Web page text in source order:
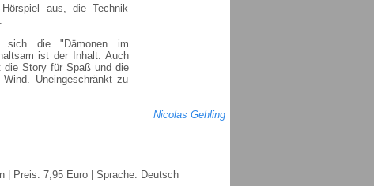
aus, die Technik
sich die "Dämonen im
ist der Inhalt. Auch
die Story für Spaß und die
Uneingeschränkt zu
Nicolas Gehling
| Preis: 7,95 Euro | Sprache: Deutsch